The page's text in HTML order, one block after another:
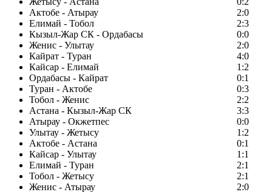
Актобе - Атырау
2:0
Елимай - Тобол
2:3
Кызыл-Жар СК - Ордабасы
0:0
Женис - Улытау
2:0
Кайрат - Туран
4:0
Кайсар - Елимай
1:2
Ордабасы - Кайрат
0:1
Туран - Актобе
0:3
Тобол - Женис
2:2
Астана - Кызыл-Жар СК
3:3
Атырау - Окжетпес
0:0
Улытау - Жетысу
1:2
Актобе - Астана
0:1
Кайсар - Улытау
1:1
Елимай - Туран
2:1
Тобол - Жетысу
2:1
Женис - Атырау
2:0